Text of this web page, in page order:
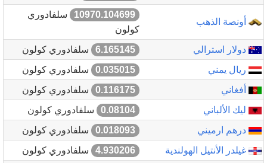
أونصة الذهب
10970.104699
سلفادوري
كولون
دولار استرالي
6.165145
سلفادوري كولون
ريال يمني
0.035015
سلفادوري كولون
أفغاني
0.116175
سلفادوري كولون
ليك الألباني
0.08104
سلفادوري كولون
درهم ارميني
0.018093
سلفادوري كولون
غيلدر الأنتيل الهولندية
4.930206
سلفادوري كولون